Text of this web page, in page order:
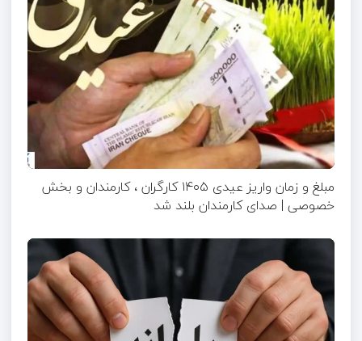
مبلغ و زمان واریز عیدی ۱۴۰۵ کارگران ، کارمندان و بخش
خصوصی | صدای کارمندان بلند شد